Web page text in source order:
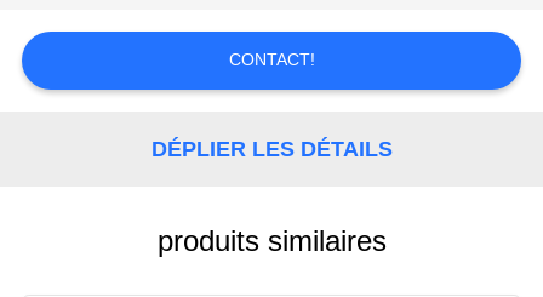
NOUVELLES
DEMANDEZ
CITATION
CONTACT!
DÉPLIER LES DÉTAILS
produits similaires